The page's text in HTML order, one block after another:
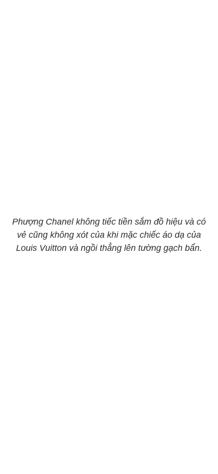
Phượng Chanel không tiếc tiền sắm đồ hiệu và có
vẻ cũng không xót của khi mặc chiếc áo dạ của
Louis Vuitton và ngồi thẳng lên tường gạch bẩn.